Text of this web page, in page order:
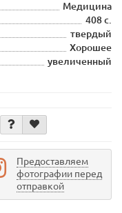
Медицина
408 с.
твердый
Хорошее
увеличенный
Предоставляем
фотографии перед
отправкой